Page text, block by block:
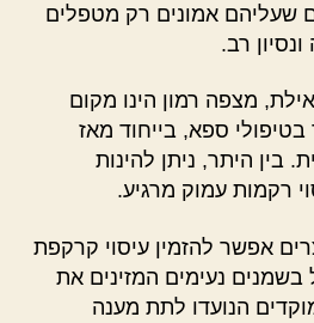
שעליהם אמונים רק מטפלים
רב.
מצפה רמון הינו מקום
ספא, בייחוד מאז
בין היתר, ניתן להינות
רקמות עמוק מרגיע.
אפשר להזמין עיסוי קרקפת
בשמנים נעימים המזינים את
הנועדו לתת מענה